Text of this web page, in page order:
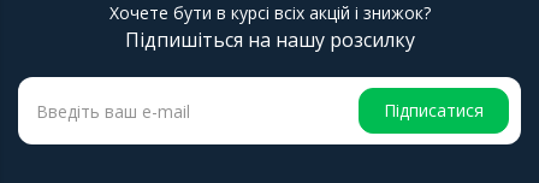
Хочете бути в курсі всіх акцій і знижок?
Підпишіться на нашу розсилку
Підписатися